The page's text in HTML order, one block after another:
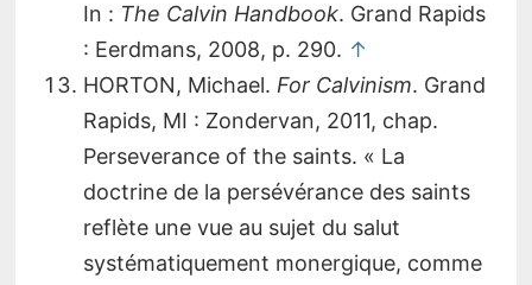
In : The Calvin Handbook. Grand Rapids
: Eerdmans, 2008, p. 290. ↑
HORTON, Michael. For Calvinism. Grand
Rapids, MI : Zondervan, 2011, chap.
Perseverance of the saints. « La
doctrine de la persévérance des saints
reflète une vue au sujet du salut
systématiquement monergique, comme